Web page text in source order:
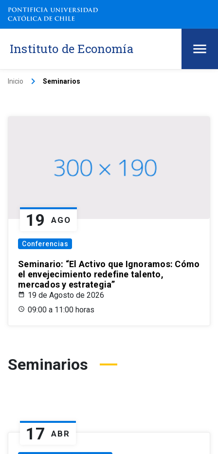
Instituto de Economía
Inicio keyboard_arrow_right Seminarios
19 AGO
Conferencias
Seminario: “El Activo que Ignoramos: Cómo
el envejecimiento redefine talento,
mercados y estrategia”
19 de Agosto de 2026
09:00 a 11:00 horas
Seminarios
17 ABR